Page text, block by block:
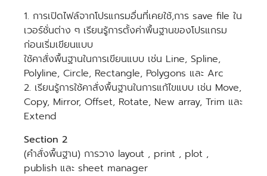
1. การเปิดไฟล์จากโปรแกรมอื่นที่เคยใช้,การ save file ใน
เวอร์ชั่นต่าง ๆ เรียนรู้การตั้งค่าพื้นฐานของโปรแกรม
ก่อนเริ่มเขียนแบบ
ใช้คาสั่งพื้นฐานในการเขียนแบบ เช่น Line, Spline,
Polyline, Circle, Rectangle, Polygons และ Arc
2. เรียนรู้การใช้คาสั่งพื้นฐานในการแก้ไขแบบ เช่น Move,
Copy, Mirror, Offset, Rotate, New array, Trim และ
Extend
Section 2
(คำสั่งพื้นฐาน) การวาง layout , print , plot ,
publish และ sheet manager